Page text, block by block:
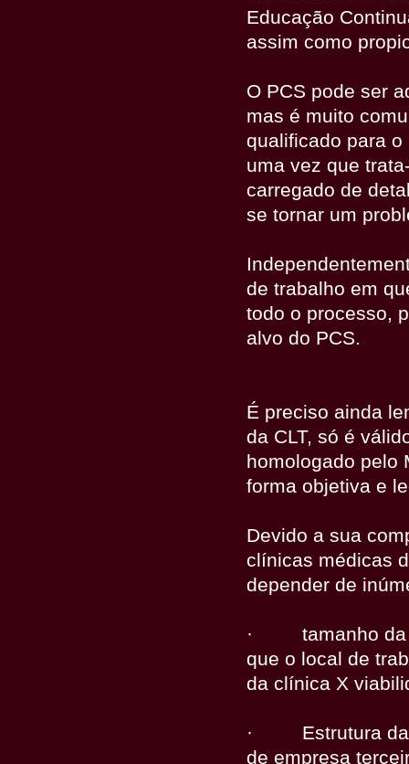
Educação
assim como
O PCS pode ser
mas é muito
qualificado para
uma vez que
carregado de
se tornar um
de trabalho em
todo o processo,
alvo do PCS.
É preciso ainda
da CLT, só é
homologado pelo
forma objetiva e
Devido a sua
clínicas médicas
depender de
·
tamanho
que o local de
da clínica X
·
Estrutura
de empresa